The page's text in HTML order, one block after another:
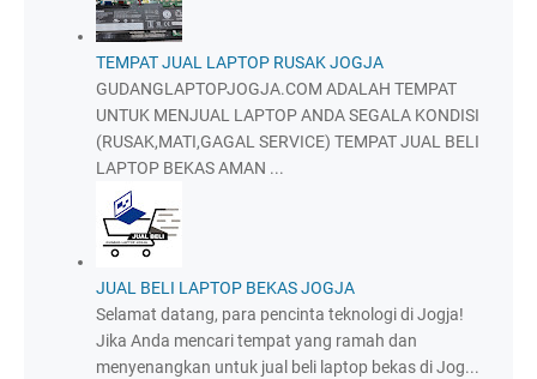
TEMPAT JUAL LAPTOP RUSAK JOGJA
GUDANGLAPTOPJOGJA.COM ADALAH TEMPAT
UNTUK MENJUAL LAPTOP ANDA SEGALA KONDISI
(RUSAK,MATI,GAGAL SERVICE) TEMPAT JUAL BELI
LAPTOP BEKAS AMAN ...
JUAL BELI LAPTOP BEKAS JOGJA
Selamat datang, para pencinta teknologi di Jogja!
Jika Anda mencari tempat yang ramah dan
menyenangkan untuk jual beli laptop bekas di Jog...